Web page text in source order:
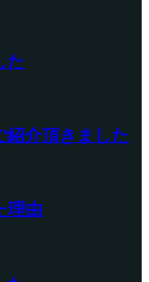
た
紹介頂きました
理由